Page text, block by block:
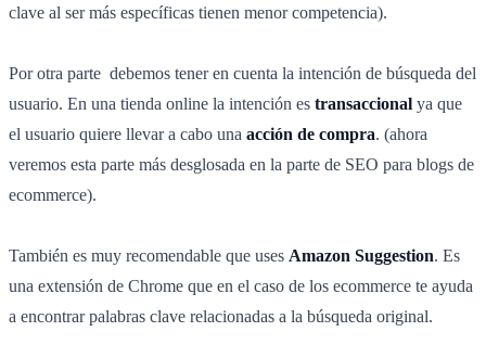
clave al ser más específicas tienen menor competencia).
Por otra parte debemos tener en cuenta la intención de búsqueda del
usuario. En una tienda online la intención es transaccional ya que
el usuario quiere llevar a cabo una acción de compra. (ahora
veremos esta parte más desglosada en la parte de SEO para blogs de
ecommerce).
También es muy recomendable que uses Amazon Suggestion. Es
una extensión de Chrome que en el caso de los ecommerce te ayuda
a encontrar palabras clave relacionadas a la búsqueda original.